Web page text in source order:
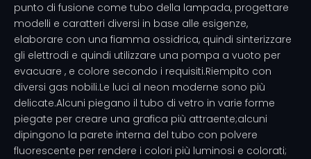
punto di fusione come tubo della lampada, progettare
modelli e caratteri diversi in base alle esigenze,
elaborare con una fiamma ossidrica, quindi sinterizzare
gli elettrodi e quindi utilizzare una pompa a vuoto per
evacuare , e colore secondo i requisiti.Riempito con
diversi gas nobili.Le luci al neon moderne sono più
delicate.Alcuni piegano il tubo di vetro in varie forme
piegate per creare una grafica più attraente;alcuni
dipingono la parete interna del tubo con polvere
fluorescente per rendere i colori più luminosi e colorati;